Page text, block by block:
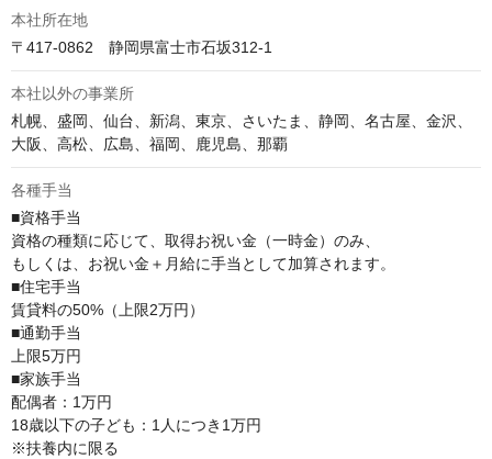
本社所在地
〒417-0862　静岡県富士市石坂312-1
本社以外の事業所
札幌、盛岡、仙台、新潟、東京、さいたま、静岡、名古屋、金沢、
大阪、高松、広島、福岡、鹿児島、那覇
各種手当
■資格手当
資格の種類に応じて、取得お祝い金（一時金）のみ、
もしくは、お祝い金＋月給に手当として加算されます。
■住宅手当
賃貸料の50%（上限2万円）
■通勤手当
上限5万円
■家族手当
配偶者：1万円
18歳以下の子ども：1人につき1万円
※扶養内に限る